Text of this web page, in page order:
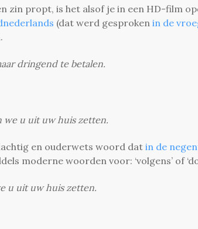
zin propt, is het alsof je in een HD-film
(dat werd gesproken in de
dringend te betalen.
we u uit uw huis zetten.
en ouderwets woord datin de
moderne woorden voor: ‘volgens’ of
u uit uw huis zetten.